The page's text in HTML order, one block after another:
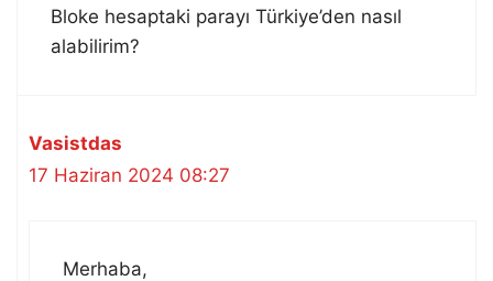
Bloke hesaptaki parayı Türkiye’den nasıl
alabilirim?
Vasistdas
17 Haziran 2024 08:27
Merhaba,